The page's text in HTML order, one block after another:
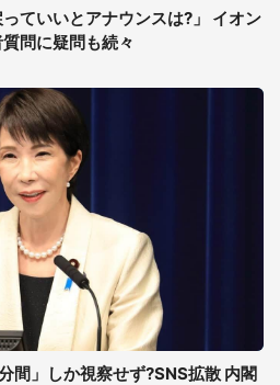
っていいとアナウンスは?」 イオン
問に疑問も続々
間」しか視察せず?SNS拡散 内閣